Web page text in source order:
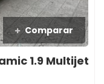
Comparar
1.9 Multijet